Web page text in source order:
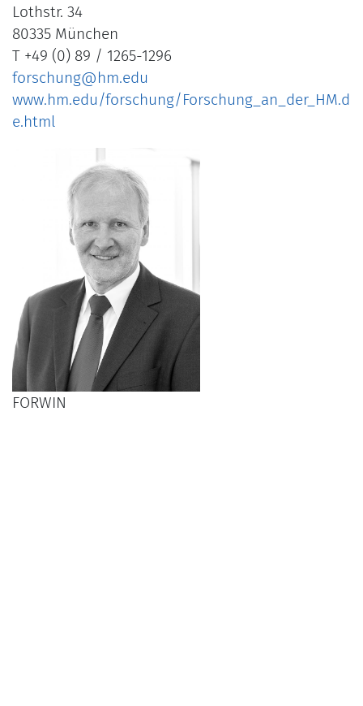
Lothstr. 34
80335 München
T +49 (0) 89 / 1265-1296
forschung@hm.edu
www.hm.edu/forschung/Forschung_an_der_HM.d
e.html
FORWIN